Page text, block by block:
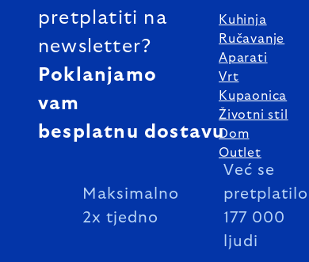
pretplatiti na
newsletter?
Poklanjamo
vam
besplatnu dostavu
Maksimalno
2x tjedno
Već se
pretplatilo
177 000
ljudi
Kuhinja
Ručavanje
Aparati
Vrt
Kupaonica
Životni stil
Dom
Outlet